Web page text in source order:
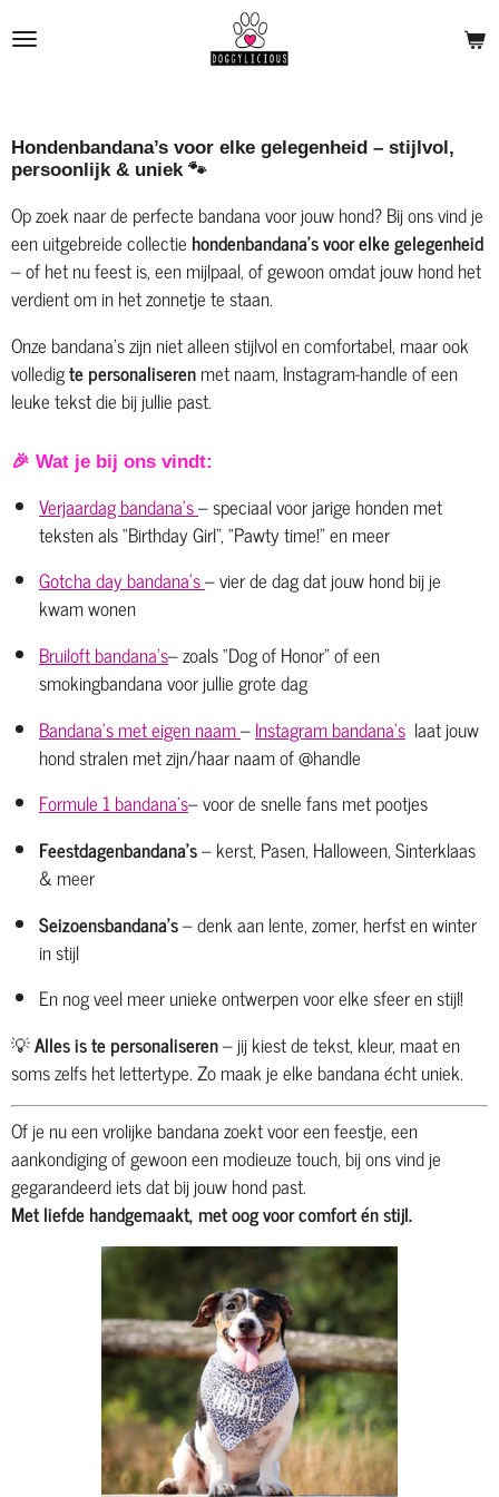
direct
hoofdinhoud
Hondenbandana’s voor elke gelegenheid – stijlvol,
persoonlijk & uniek 🐾
Op zoek naar de perfecte bandana voor jouw hond? Bij ons vind je
een uitgebreide collectie hondenbandana’s voor elke gelegenheid
– of het nu feest is, een mijlpaal, of gewoon omdat jouw hond het
verdient om in het zonnetje te staan.
Onze bandana’s zijn niet alleen stijlvol en comfortabel, maar ook
volledigte personaliserenmet naam, Instagram-handle of een
leuke tekst die bij jullie past.
🎉 Wat je bij ons vindt:
Verjaardag bandana's– speciaal voor jarige honden met
teksten als “Birthday Girl”, “Pawty time!” en meer
Gotcha day bandana's– vier de dag dat jouw hond bij je
kwam wonen
Bruiloft bandana's– zoals “Dog of Honor” of een
smokingbandana voor jullie grote dag
Bandana's met eigen naam–Instagram bandana's laat jouw
hond stralen met zijn/haar naam of @handle
Formule 1 bandana's– voor de snelle fans met pootjes
Feestdagenbandana’s– kerst, Pasen, Halloween, Sinterklaas
& meer
Seizoensbandana’s– denk aan lente, zomer, herfst en winter
in stijl
En nog veel meer unieke ontwerpen voor elke sfeer en stijl!
💡Alles is te personaliseren– jij kiest de tekst, kleur, maat en
soms zelfs het lettertype. Zo maak je elke bandana écht uniek.
Of je nu een vrolijke bandana zoekt voor een feestje, een
aankondiging of gewoon een modieuze touch, bij ons vind je
gegarandeerd iets dat bij jouw hond past.
Met liefde handgemaakt, met oog voor comfort én stijl.